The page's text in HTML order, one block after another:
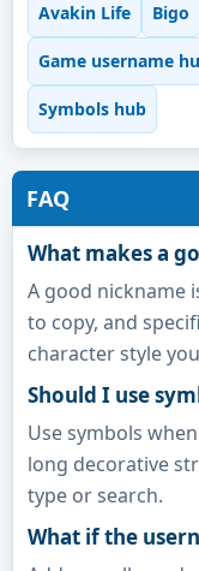
Avakin Life Bigo
Game username
Symbols hub
FAQ
What makes a
A good nickname
to copy, and
character style
Should I use
Use symbols
long decorative
type or search.
What if the